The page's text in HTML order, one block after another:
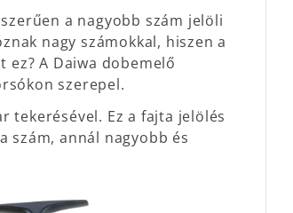
a nagyobb szám jelöli
nagy számokkal, hiszen a
A Daiwa dobemelő
szerepel.
Ez a fajta jelölés
annál nagyobb és